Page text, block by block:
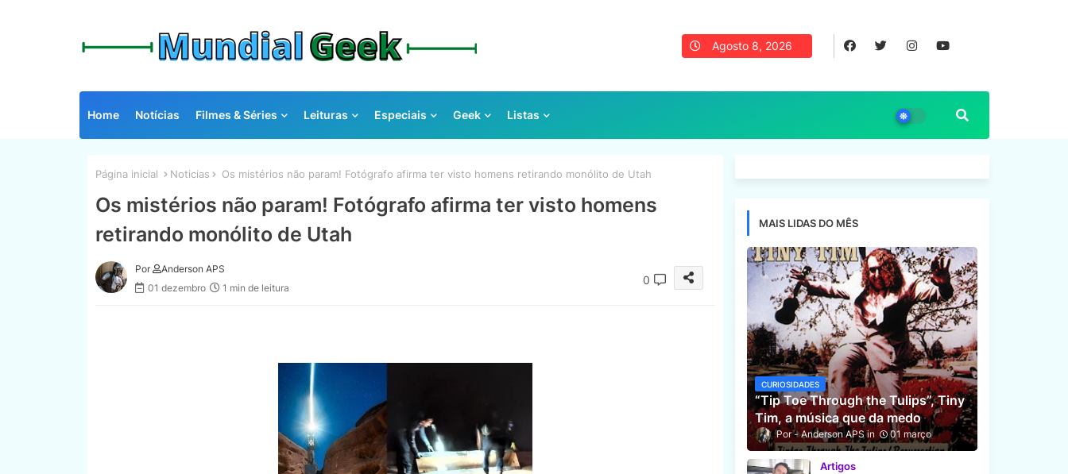
Agosto 8, 2026
Home Notícias Filmes & Séries Leituras Especiais Geek Listas
Página inicial Noticias Os mistérios não param! Fotógrafo afirma ter visto homens retirando monólito de Utah
Os mistérios não param! Fotógrafo afirma ter visto homens
retirando monólito de Utah
Por
Anderson APS
01 dezembro
1 min de leitura
0
MAIS LIDAS DO MÊS
CURIOSIDADES
“Tip Toe Through the Tulips”, Tiny
Tim, a música que da medo
Anderson APS 01 março
Artigos